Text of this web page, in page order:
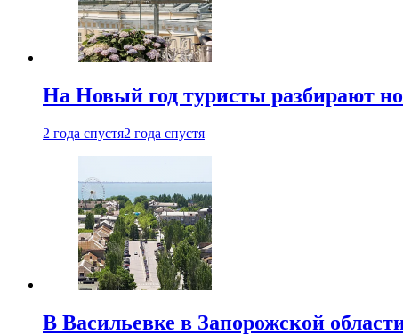
На Новый год туристы разбирают
2 года спустя2 года спустя
В Васильевке в Запорожской